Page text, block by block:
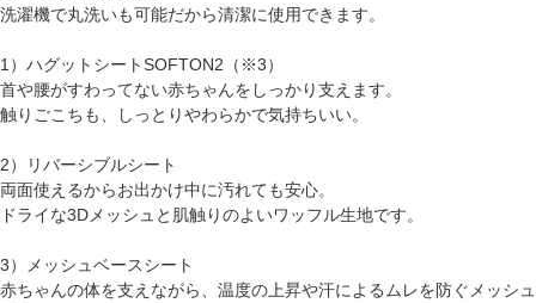
洗濯機で丸洗いも可能だから清潔に使用できます。
1）ハグットシートSOFTON2（※3）
首や腰がすわってない赤ちゃんをしっかり支えます。
触りごこちも、しっとりやわらかで気持ちいい。
2）リバーシブルシート
両面使えるからお出かけ中に汚れても安心。
ドライな3Dメッシュと肌触りのよいワッフル生地です。
3）メッシュベースシート
赤ちゃんの体を支えながら、温度の上昇や汗によるムレを防ぐメッシュ